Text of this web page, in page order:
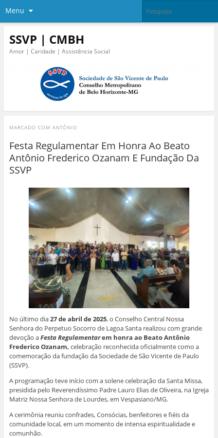
Menu
SSVP | CMBH
Amor | Caridade | Assistência Social
MARCADO COM ANTÔNIO
Festa Regulamentar Em Honra Ao Beato
Antônio Frederico Ozanam E Fundação Da
SSVP
No último dia27de abril de 2025, o Conselho Central Nossa
Senhora do Perpetuo Socorro de Lagoa Santa realizou com grande
devoção aFesta Regulamentarem honra ao Beato Antônio
Frederico Ozanam, celebração reconhecida oficialmente como a
comemoração da fundação da Sociedade de São Vicente de Paulo
(SSVP).
A programação teve início com a solene celebração da Santa Missa,
presidida pelo Reverendíssimo Padre Lauro Elias de Oliveira, na Igreja
Matriz Nossa Senhora de Lourdes, em Vespasiano/MG.
A cerimônia reuniu confrades, Consócias, benfeitores e fiéis da
comunidade local, em um momento de intensa espiritualidade e
comunhão.